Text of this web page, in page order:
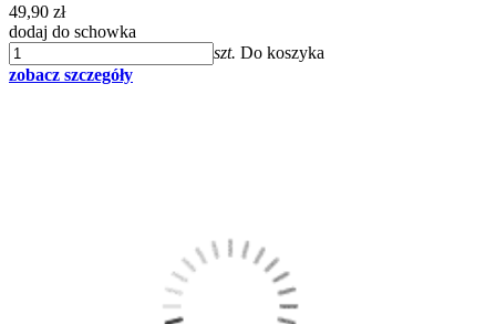
49,90 zł
dodaj do schowka
szt. Do koszyka
zobacz szczegóły